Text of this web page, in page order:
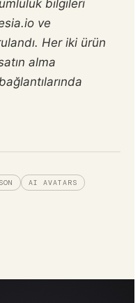
bilgileri
ve
Her iki ürün
alma
AI AVATARS